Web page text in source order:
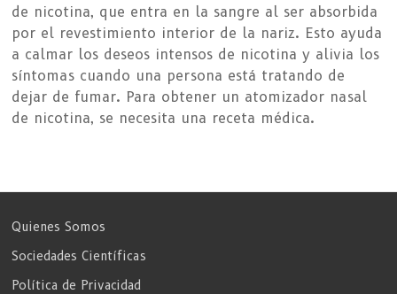
de nicotina, que entra en la sangre al ser absorbida
por el revestimiento interior de la nariz. Esto ayuda
a calmar los deseos intensos de nicotina y alivia los
síntomas cuando una persona está tratando de
dejar de fumar. Para obtener un atomizador nasal
de nicotina, se necesita una receta médica.
Quienes Somos
Sociedades Científicas
Política de Privacidad